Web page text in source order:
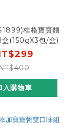
桂格寶寶麵
盒(150gX3包/盒)
入購物車